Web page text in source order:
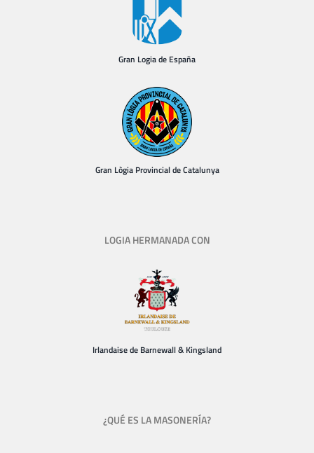
Gran Logia de España
Gran Lògia Provincial de Catalunya
LOGIA HERMANADA CON
Irlandaise de Barnewall & Kingsland
¿QUÉ ES LA MASONERÍA?